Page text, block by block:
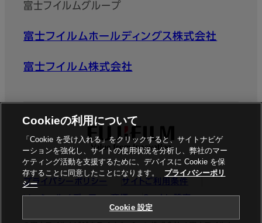
富士フイルムグループ
富士フイルムホールディングス株式会社
富士フイルム株式会社
プライバシーポリシー
サイトご利用条件
ソーシャルメディア
商標 Cookie設定
Cookieの利用について
「Cookie を受け入れる」をクリックすると、サイトナビゲ
ーションを強化し、サイトの使用状況を分析し、弊社のマー
ケティング活動を支援するために、デバイスに Cookie を保
存することに同意したことになります。
プライバシーポリ
シー
Cookie 設定